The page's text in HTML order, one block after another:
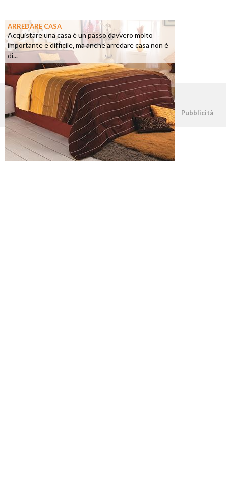
ARREDARE CASA
Acquistare una casa è un passo davvero molto
importante e difficile, ma anche arredare casa non è
di...
©2026 - casapratica.net - p.iva 03338800984 Pubblicità